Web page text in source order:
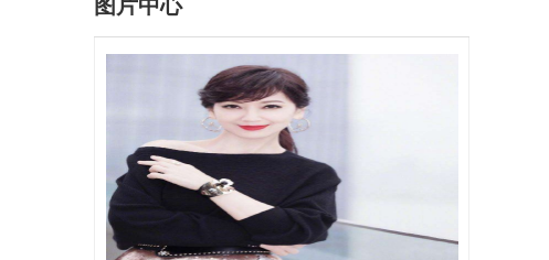
图片中心